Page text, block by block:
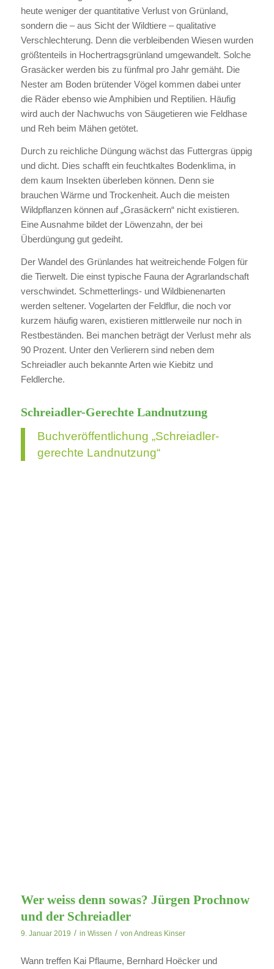
heute weniger der quantitative Verlust von Grünland,
sondern die – aus Sicht der Wildtiere – qualitative
Verschlechterung. Denn die verbleibenden Wiesen wurden
größtenteils in Hochertragsgrünland umgewandelt. Solche
Grasäcker werden bis zu fünfmal pro Jahr gemäht. Die
Nester am Boden brütender Vögel kommen dabei unter
die Räder ebenso wie Amphibien und Reptilien. Häufig
wird auch der Nachwuchs von Säugetieren wie Feldhase
und Reh beim Mähen getötet.
Durch zu reichliche Düngung wächst das Futtergras üppig
und dicht. Dies schafft ein feuchtkaltes Bodenklima, in
dem kaum Insekten überleben können. Denn sie
brauchen Wärme und Trockenheit. Auch die meisten
Wildpflanzen können auf „Grasäckern“ nicht existieren.
Eine Ausnahme bildet der Löwenzahn, der bei
Überdüngung gut gedeiht.
Der Wandel des Grünlandes hat weitreichende Folgen für
die Tierwelt. Die einst typische Fauna der Agrarlandschaft
verschwindet. Schmetterlings- und Wildbienenarten
werden seltener. Vogelarten der Feldflur, die noch vor
kurzem häufig waren, existieren mittlerweile nur noch in
Restbeständen. Bei manchen beträgt der Verlust mehr als
90 Prozent. Unter den Verlierern sind neben dem
Schreiadler auch bekannte Arten wie Kiebitz und
Feldlerche.
Schreiadler-Gerechte Landnutzung
Buchveröffentlichung „Schreiadler-
gerechte Landnutzung“
Wer weiss denn sowas? Jürgen Prochnow
und der Schreiadler
9. Januar 2019 / in Wissen / von Andreas Kinser
Wann treffen Kai Pflaume, Bernhard Hoëcker und